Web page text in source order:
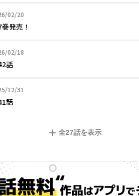
02/20
年02月20日
巻発売！
02/18
年02月18日
話
12/31
年12月31日
話
全27話を表示